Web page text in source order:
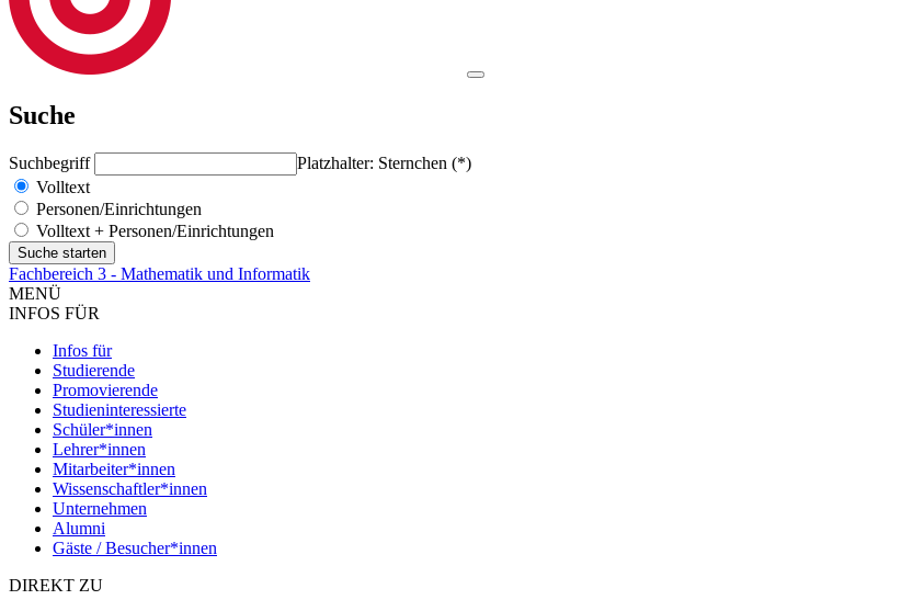
Suche
Suchbegriff
Platzhalter: Sternchen (*)
Volltext
Personen/Einrichtungen
Volltext + Personen/Einrichtungen
Fachbereich 3 - Mathematik und Informatik
MENÜ
INFOS FÜR
Infos für
Studierende
Promovierende
Studieninteressierte
Schüler*innen
Lehrer*innen
Mitarbeiter*innen
Wissenschaftler*innen
Unternehmen
Alumni
Gäste / Besucher*innen
DIREKT ZU